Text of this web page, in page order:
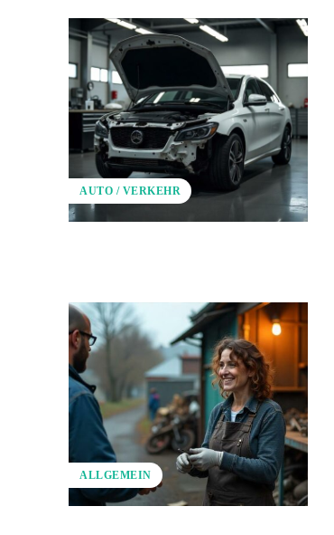
AUTO / VERKEHR
ALLGEMEIN